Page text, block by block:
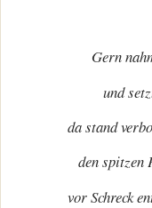
Gern
und
da stand
den spitzen
vor Schreck